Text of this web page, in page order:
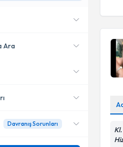
Ara
yakın uzmanları
Davranış Sorunları